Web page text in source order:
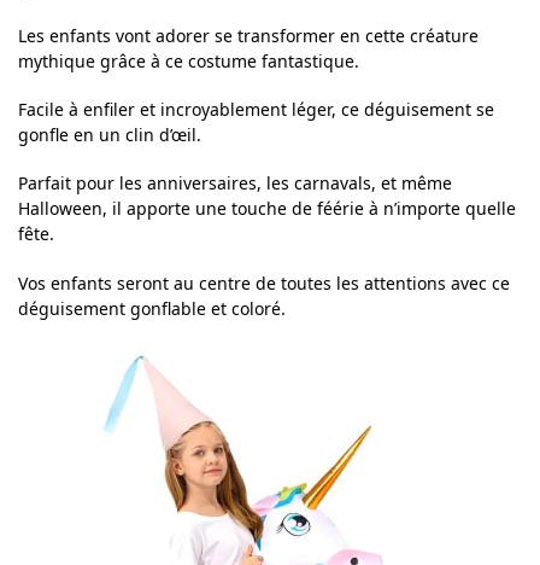
Les enfants vont adorer se transformer en cette créature
mythique grâce à ce costume fantastique.
Facile à enfiler et incroyablement léger, ce déguisement se
gonfle en un clin d’œil.
Parfait pour les anniversaires, les carnavals, et même
Halloween, il apporte une touche de féérie à n’importe quelle
fête.
Vos enfants seront au centre de toutes les attentions avec ce
déguisement gonflable et coloré.